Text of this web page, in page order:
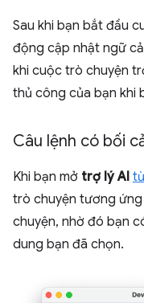
Sau khi bạn bắt đầu
động cập nhật ngữ
khi cuộc trò chuyện
thủ công của bạn khi
Câu lệnh có bối
Khi bạn mở trợ lý AI
trò chuyện tương
chuyện, nhờ đó bạn
dung bạn đã chọn.